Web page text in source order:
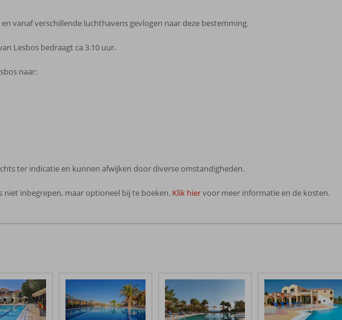
vanaf verschillende luchthavens gevlogen naar deze bestemming.
Lesbos bedraagt ca 3.10 uur.
naar:
ter indicatie en kunnen afwijken door diverse omstandigheden.
niet inbegrepen, maar optioneel bij te boeken. Klik hiervoor meer informatie en de kosten.